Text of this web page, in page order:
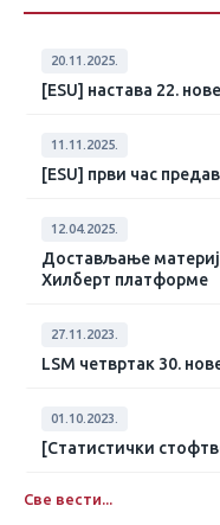
Problem nedostajućih
20.11.2025.
[ESU] настава 22.
11.11.2025.
[ESU] први час
12.04.2025.
Достављање
Хилберт платформе
27.11.2023.
LSM четвртак 30.
01.10.2023.
[Статистички
Све вести...